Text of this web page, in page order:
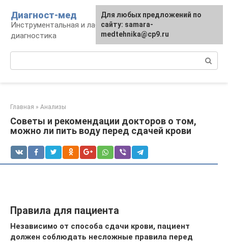
контенту
Диагност-мед
Инструментальная и лабораторная
диагностика
Главная » Анализы
Советы и рекомендации докторов о том,
можно ли пить воду перед сдачей крови
Правила для пациента
Независимо от способа сдачи крови, пациент
должен соблюдать несложные правила перед
Для любых предложений по
сайту: samara-
medtehnika@cp9.ru